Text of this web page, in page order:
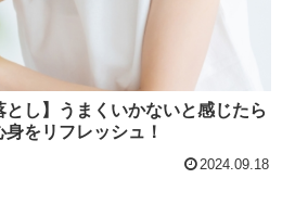
とし】うまくいかないと感じたら
をリフレッシュ！
2024.09.18